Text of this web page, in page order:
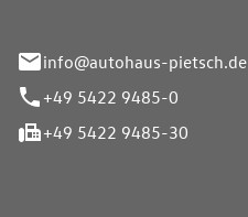
info@autohaus-pietsch.de
+49 5422 9485-0
+49 5422 9485-30